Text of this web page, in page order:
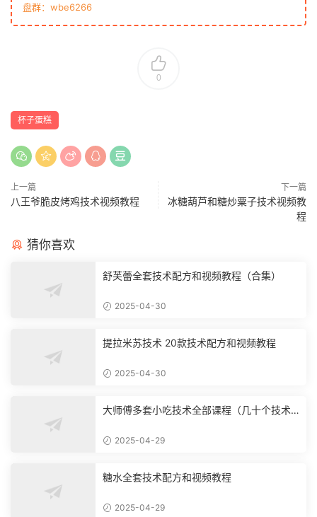
盘群：wbe6266
0
杯子蛋糕
上一篇
八王爷脆皮烤鸡技术视频教程
下一篇
冰糖葫芦和糖炒粟子技术视频教
程
猜你喜欢
舒芙蕾全套技术配方和视频教程（合集）
2025-04-30
提拉米苏技术 20款技术配方和视频教程
2025-04-30
大师傅多套小吃技术全部课程（几十个技术
2025-04-29
糖水全套技术配方和视频教程
2025-04-29